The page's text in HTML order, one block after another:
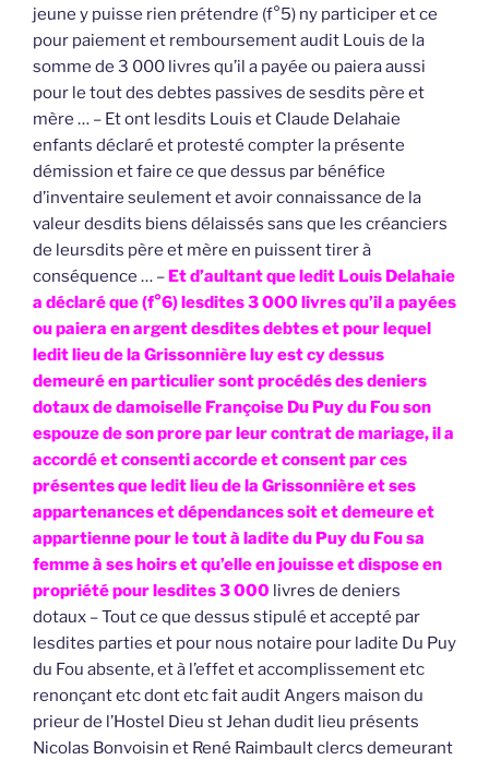
jeune y puisse rien prétendre (f°5) ny participer et ce
pour paiement et remboursement audit Louis de la
somme de 3 000 livres qu’il a payée ou paiera aussi
pour le tout des debtes passives de sesdits père et
mère … – Et ont lesdits Louis et Claude Delahaie
enfants déclaré et protesté compter la présente
démission et faire ce que dessus par bénéfice
d’inventaire seulement et avoir connaissance de la
valeur desdits biens délaissés sans que les créanciers
de leursdits père et mère en puissent tirer à
conséquence … – Et d’aultant que ledit Louis Delahaie
a déclaré que (f°6) lesdites 3 000 livres qu’il a payées
ou paiera en argent desdites debtes et pour lequel
ledit lieu de la Grissonnière luy est cy dessus
demeuré en particulier sont procédés des deniers
dotaux de damoiselle Françoise Du Puy du Fou son
espouze de son prore par leur contrat de mariage, il a
accordé et consenti accorde et consent par ces
présentes que ledit lieu de la Grissonnière et ses
appartenances et dépendances soit et demeure et
appartienne pour le tout à ladite du Puy du Fou sa
femme à ses hoirs et qu’elle en jouisse et dispose en
propriété pour lesdites 3 000 livres de deniers
dotaux – Tout ce que dessus stipulé et accepté par
lesdites parties et pour nous notaire pour ladite Du Puy
du Fou absente, et à l’effet et accomplissement etc
renonçant etc dont etc fait audit Angers maison du
prieur de l’Hostel Dieu st Jehan dudit lieu présents
Nicolas Bonvoisin et René Raimbault clercs demeurant